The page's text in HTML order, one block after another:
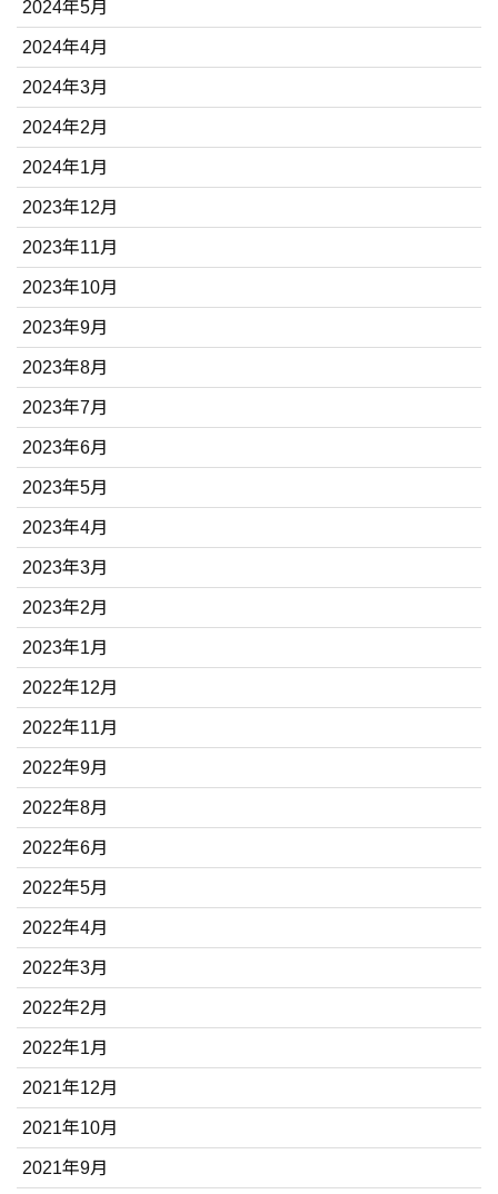
2024年5月
2024年4月
2024年3月
2024年2月
2024年1月
2023年12月
2023年11月
2023年10月
2023年9月
2023年8月
2023年7月
2023年6月
2023年5月
2023年4月
2023年3月
2023年2月
2023年1月
2022年12月
2022年11月
2022年9月
2022年8月
2022年6月
2022年5月
2022年4月
2022年3月
2022年2月
2022年1月
2021年12月
2021年10月
2021年9月